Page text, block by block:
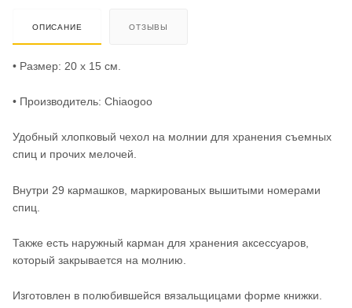
ОПИСАНИЕ ОТЗЫВЫ
• Размер: 20 x 15 см.
• Производитель: Chiaogoo
Удобный хлопковый чехол на молнии для хранения съемных
спиц и прочих мелочей.
Внутри 29 кармашков, маркированых вышитыми номерами
спиц.
Также есть наружный карман для хранения аксессуаров,
который закрывается на молнию.
Изготовлен в полюбившейся вязальщицами форме книжки.